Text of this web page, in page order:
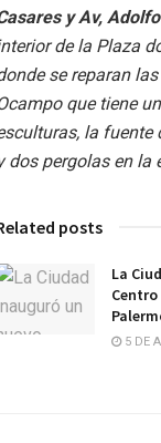
y Av,
de la Plaza
se reparan
que tiene
la fuente
dos pergolas en la
posts
La
5 DE